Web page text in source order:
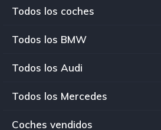
Todos los coches
Todos los BMW
Todos los Audi
Todos los Mercedes
Coches vendidos